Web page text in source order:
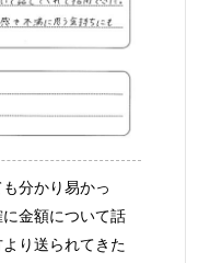
分かり易かっ
金額について話
り送られてきた